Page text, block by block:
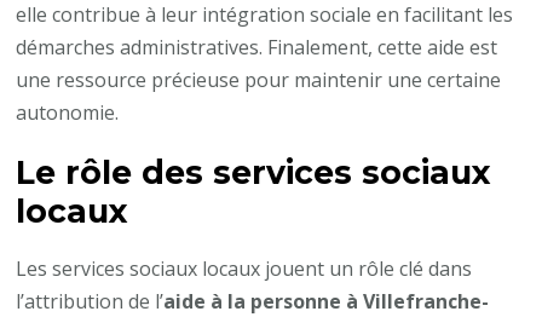
elle contribue à leur intégration sociale en facilitant les
démarches administratives. Finalement, cette aide est
une ressource précieuse pour maintenir une certaine
autonomie.
Le rôle des services sociaux
locaux
Les services sociaux locaux jouent un rôle clé dans
l’attribution de l’aide à la personne à Villefranche-